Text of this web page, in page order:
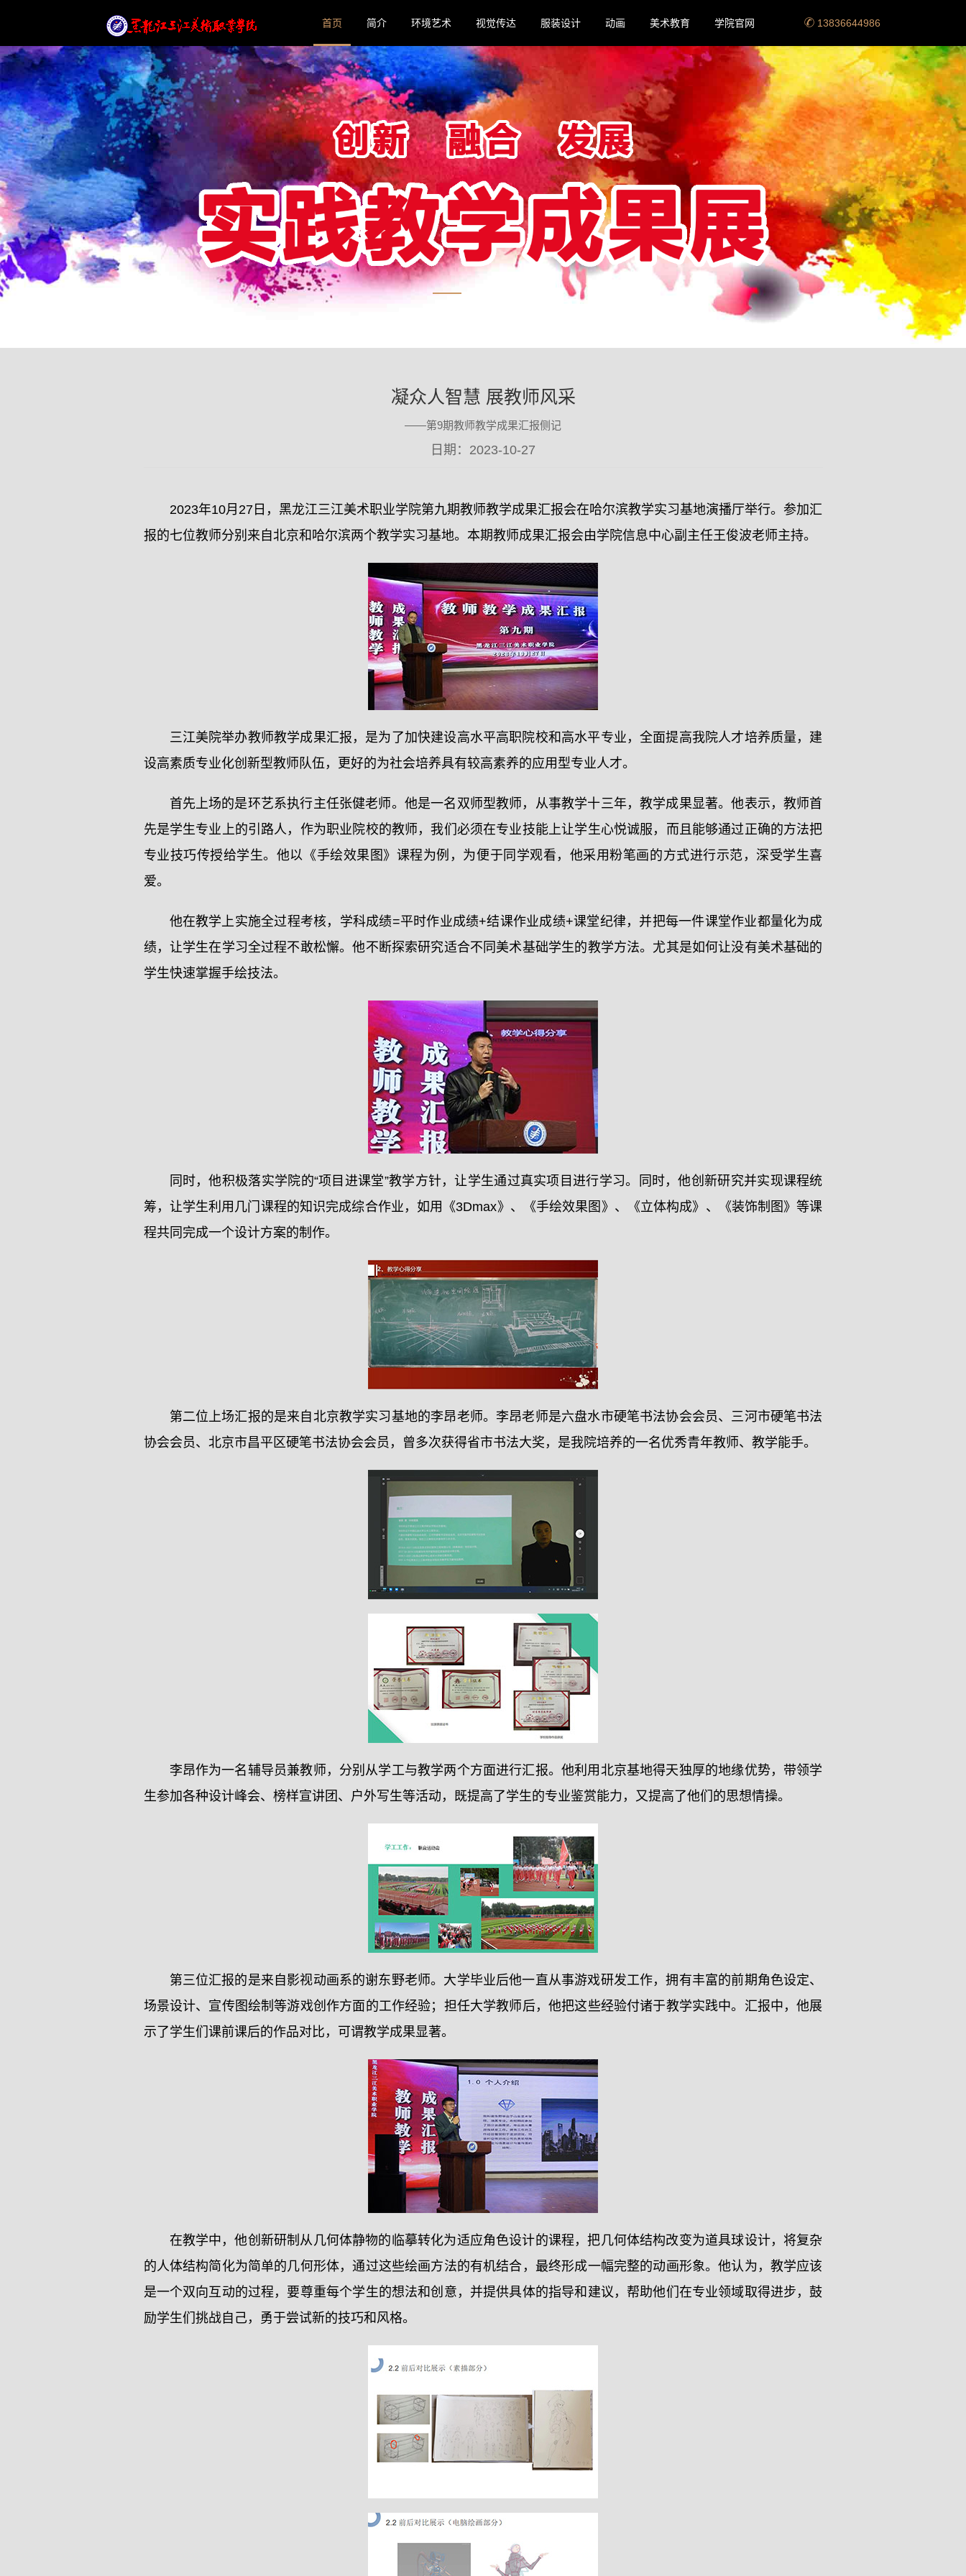
首页 简介 环境艺术 视觉传达 服装设计 动画 美术教育 学院官网 13836644986
凝众人智慧 展教师风采
——第9期教师教学成果汇报侧记
日期：2023-10-27
2023年10月27日，黑龙江三江美术职业学院第九期教师教学成果汇报会在哈尔滨教学实习基地演播厅举行。参加汇
报的七位教师分别来自北京和哈尔滨两个教学实习基地。本期教师成果汇报会由学院信息中心副主任王俊波老师主持。
三江美院举办教师教学成果汇报，是为了加快建设高水平高职院校和高水平专业，全面提高我院人才培养质量，建
设高素质专业化创新型教师队伍，更好的为社会培养具有较高素养的应用型专业人才。
首先上场的是环艺系执行主任张健老师。他是一名双师型教师，从事教学十三年，教学成果显著。他表示，教师首
先是学生专业上的引路人，作为职业院校的教师，我们必须在专业技能上让学生心悦诚服，而且能够通过正确的方法把
专业技巧传授给学生。他以《手绘效果图》课程为例，为便于同学观看，他采用粉笔画的方式进行示范，深受学生喜
爱。
他在教学上实施全过程考核，学科成绩=平时作业成绩+结课作业成绩+课堂纪律，并把每一件课堂作业都量化为成
绩，让学生在学习全过程不敢松懈。他不断探索研究适合不同美术基础学生的教学方法。尤其是如何让没有美术基础的
学生快速掌握手绘技法。
同时，他积极落实学院的“项目进课堂”教学方针，让学生通过真实项目进行学习。同时，他创新研究并实现课程统
筹，让学生利用几门课程的知识完成综合作业，如用《3Dmax》、《手绘效果图》、《立体构成》、《装饰制图》等课
程共同完成一个设计方案的制作。
第二位上场汇报的是来自北京教学实习基地的李昂老师。李昂老师是六盘水市硬笔书法协会会员、三河市硬笔书法
协会会员、北京市昌平区硬笔书法协会会员，曾多次获得省市书法大奖，是我院培养的一名优秀青年教师、教学能手。
李昂作为一名辅导员兼教师，分别从学工与教学两个方面进行汇报。他利用北京基地得天独厚的地缘优势，带领学
生参加各种设计峰会、榜样宣讲团、户外写生等活动，既提高了学生的专业鉴赏能力，又提高了他们的思想情操。
第三位汇报的是来自影视动画系的谢东野老师。大学毕业后他一直从事游戏研发工作，拥有丰富的前期角色设定、
场景设计、宣传图绘制等游戏创作方面的工作经验；担任大学教师后，他把这些经验付诸于教学实践中。汇报中，他展
示了学生们课前课后的作品对比，可谓教学成果显著。
在教学中，他创新研制从几何体静物的临摹转化为适应角色设计的课程，把几何体结构改变为道具球设计，将复杂
的人体结构简化为简单的几何形体，通过这些绘画方法的有机结合，最终形成一幅完整的动画形象。他认为，教学应该
是一个双向互动的过程，要尊重每个学生的想法和创意，并提供具体的指导和建议，帮助他们在专业领域取得进步，鼓
励学生们挑战自己，勇于尝试新的技巧和风格。